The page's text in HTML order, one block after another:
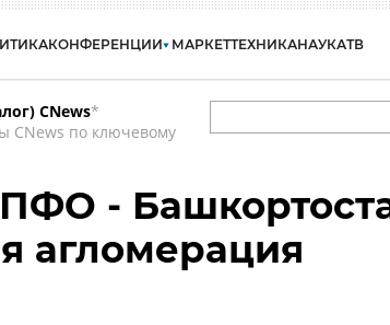
КОНФЕРЕНЦИИ МАРКЕТТЕХНИКАНАУКАТВ
CNews*
CNews по ключевому
-
агломерация